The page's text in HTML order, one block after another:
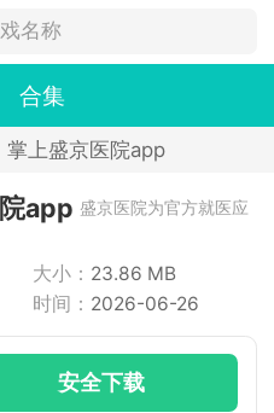
合集
掌上盛京医院app
app 盛京医院为官方就医应
大小： 23.86 MB
时间： 2026-06-26
安全下载